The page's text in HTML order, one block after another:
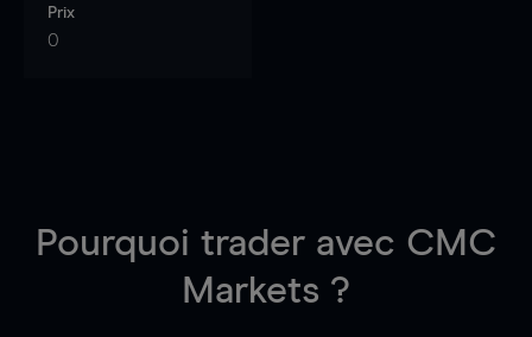
Prix
0
Pourquoi trader avec CMC
Markets ?